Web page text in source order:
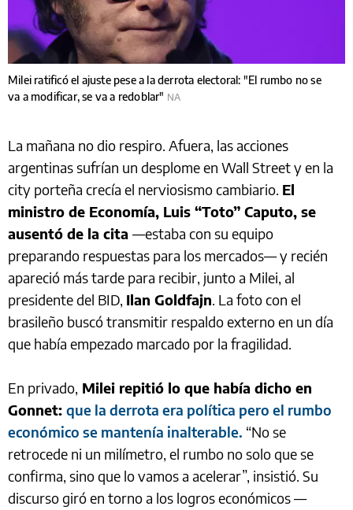
Milei ratificó el ajuste pese a la derrota electoral: "El rumbo no se
va a modificar, se va a redoblar" NA
La mañana no dio respiro. Afuera, las acciones
argentinas sufrían un desplome en Wall Street y en la
city porteña crecía el nerviosismo cambiario. El
ministro de Economía, Luis “Toto” Caputo, se
ausentó de la cita —estaba con su equipo
preparando respuestas para los mercados— y recién
apareció más tarde para recibir, junto a Milei, al
presidente del BID, Ilan Goldfajn. La foto con el
brasileño buscó transmitir respaldo externo en un día
que había empezado marcado por la fragilidad.
En privado, Milei repitió lo que había dicho en
Gonnet: que la derrota era política pero el rumbo
económico se mantenía inalterable. “No se
retrocede ni un milímetro, el rumbo no solo que se
confirma, sino que lo vamos a acelerar”, insistió. Su
discurso giró en torno a los logros económicos —